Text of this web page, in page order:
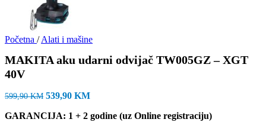
Početna / Alati i mašine
MAKITA aku udarni odvijač TW005GZ – XGT
40V
599,90KM Izvorna
bila
539,90 KMTrenutna
je:
GARANCIJA: 1 + 2 godine (uz Online registraciju)